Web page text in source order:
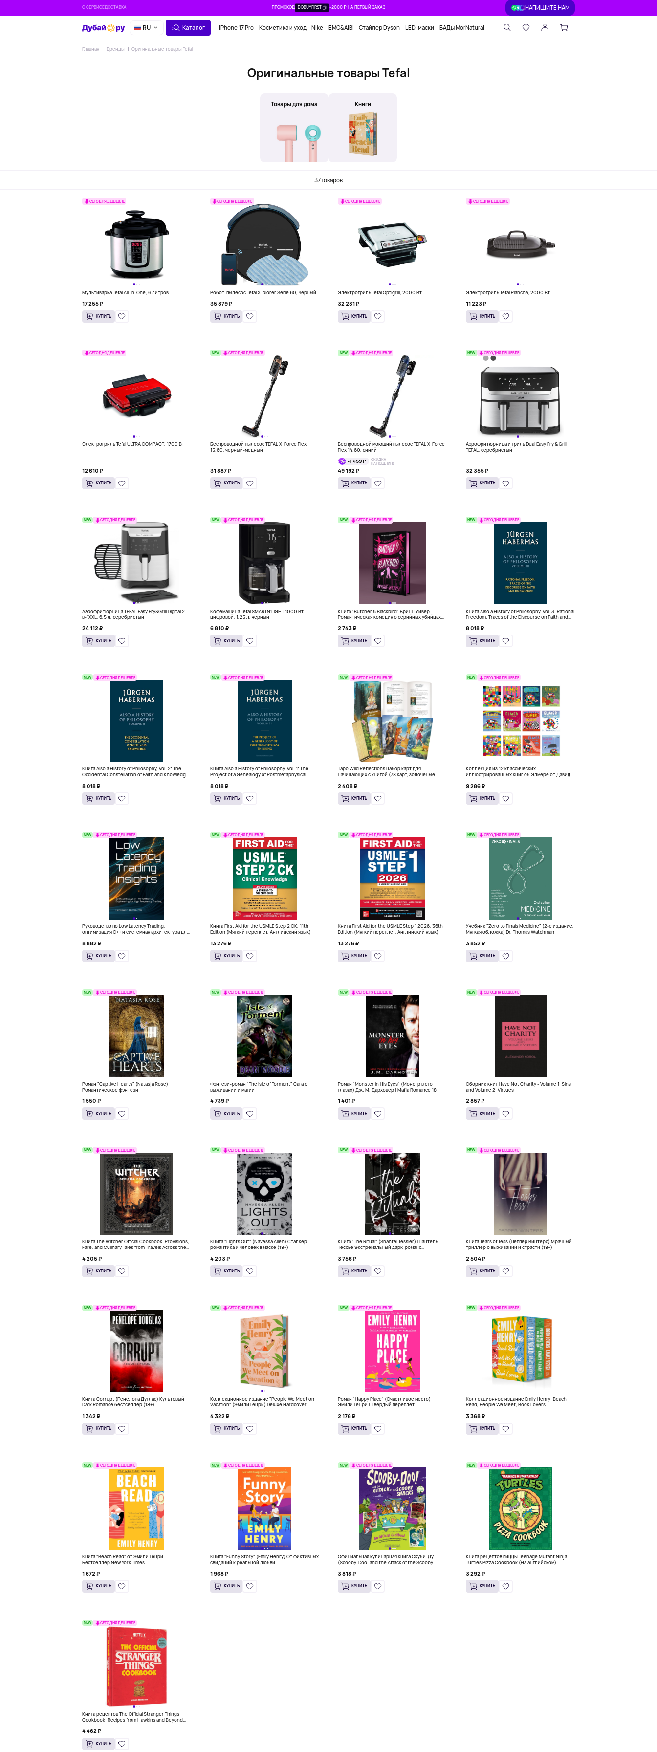
О СЕРВИСЕДОСТАВКА ПРОМОКОД DOBUYFIRST -2000 ₽ НА ПЕРВЫЙ ЗАКАЗ НАПИШИТЕ НАМ
RU Каталог iPhone 17 Pro Косметика и уход Nike EMO&AIBI Стайлер Dyson LED-маски БАДы MorNatural
Главная Бренды Оригинальные товары Tefal
Оригинальные товары Tefal
Товары для дома Книги
37товаров
СЕГОДНЯ ДЕШЕВЛЕ
Мультиварка Tefal All-in-One, 6 литров
17 255 ₽
КУПИТЬ
СЕГОДНЯ ДЕШЕВЛЕ
Робот-пылесос Tefal X-plorer Serie 60, черный
35 879 ₽
КУПИТЬ
СЕГОДНЯ ДЕШЕВЛЕ
Электрогриль Tefal Optigrill, 2000 Вт
32 231 ₽
КУПИТЬ
СЕГОДНЯ ДЕШЕВЛЕ
Электрогриль Tefal Plancha, 2000 Вт
11 223 ₽
КУПИТЬ
СЕГОДНЯ ДЕШЕВЛЕ
Электрогриль Tefal ULTRA COMPACT, 1700 Вт
12 610 ₽
КУПИТЬ
NEW СЕГОДНЯ ДЕШЕВЛЕ
Беспроводной пылесос TEFAL X-Force Flex
15.60, черный-медный
31 887 ₽
КУПИТЬ
NEW СЕГОДНЯ ДЕШЕВЛЕ
Беспроводной моющий пылесос TEFAL X-Force
Flex 14.60, синий
-1 459 ₽
СКИДКА
НА ПОШЛИНУ
49 192 ₽
КУПИТЬ
NEW СЕГОДНЯ ДЕШЕВЛЕ
Аэрофритюрница и гриль Dual Easy Fry & Grill
TEFAL, серебристый
32 355 ₽
КУПИТЬ
NEW СЕГОДНЯ ДЕШЕВЛЕ
Аэрофритюрница TEFAL Easy Fry&Grill Digital 2-
в-1XXL, 6,5 л, серебристый
24 112 ₽
КУПИТЬ
NEW СЕГОДНЯ ДЕШЕВЛЕ
Кофемашина Tefal SMARTN'LIGHT 1000 Вт,
цифровой, 1,25 л, черный
6 810 ₽
КУПИТЬ
NEW СЕГОДНЯ ДЕШЕВЛЕ
Книга "Butcher & Blackbird" Бринн Уивер
Романтическая комедия о серийных убийцах
2 743 ₽
КУПИТЬ
NEW СЕГОДНЯ ДЕШЕВЛЕ
Книга Also a History of Philosophy, Vol. 3: Rational
Freedom. Traces of the Discourse on Faith and
8 018 ₽
КУПИТЬ
NEW СЕГОДНЯ ДЕШЕВЛЕ
Книга Also a History of Philosophy, Vol. 2: The
Occidental Constellation of Faith and Knowledge
8 018 ₽
КУПИТЬ
NEW СЕГОДНЯ ДЕШЕВЛЕ
Книга Also a History of Philosophy, Vol. 1: The
Project of a Genealogy of Postmetaphysical
8 018 ₽
КУПИТЬ
NEW СЕГОДНЯ ДЕШЕВЛЕ
Таро Wild Reflections набор карт для
начинающих с книгой (78 карт, золочёные
2 408 ₽
КУПИТЬ
NEW СЕГОДНЯ ДЕШЕВЛЕ
Коллекция из 12 классических
иллюстрированных книг об Элмере от Дэвида
9 286 ₽
КУПИТЬ
NEW СЕГОДНЯ ДЕШЕВЛЕ
Руководство по Low Latency Trading,
оптимизация C++ и системная архитектура для
8 882 ₽
КУПИТЬ
NEW СЕГОДНЯ ДЕШЕВЛЕ
Книга First Aid for the USMLE Step 2 CK, 11th
Edition (Мягкий переплет, Английский язык)
13 276 ₽
КУПИТЬ
NEW СЕГОДНЯ ДЕШЕВЛЕ
Книга First Aid for the USMLE Step 1 2026, 36th
Edition (Мягкий переплет, Английский язык)
13 276 ₽
КУПИТЬ
NEW СЕГОДНЯ ДЕШЕВЛЕ
Учебник "Zero to Finals Medicine" (2-е издание,
Мягкая обложка) Dr. Thomas Watchman
3 852 ₽
КУПИТЬ
NEW СЕГОДНЯ ДЕШЕВЛЕ
Роман "Captive Hearts" (Natasja Rose)
Романтическое фэнтези
1 550 ₽
КУПИТЬ
NEW СЕГОДНЯ ДЕШЕВЛЕ
Фэнтези-роман "The Isle of Torment" Сага о
выживании и магии
4 739 ₽
КУПИТЬ
NEW СЕГОДНЯ ДЕШЕВЛЕ
Роман "Monster in His Eyes" (Монстр в его
глазах) Дж. М. Дарховер | Mafia Romance 18+
1 401 ₽
КУПИТЬ
NEW СЕГОДНЯ ДЕШЕВЛЕ
Сборник книг Have Not Charity - Volume 1: Sins
and Volume 2: Virtues
2 857 ₽
КУПИТЬ
NEW СЕГОДНЯ ДЕШЕВЛЕ
Книга The Witcher Official Cookbook: Provisions,
Fare, and Culinary Tales from Travels Across the
4 205 ₽
КУПИТЬ
NEW СЕГОДНЯ ДЕШЕВЛЕ
Книга "Lights Out" (Navessa Allen) Сталкер-
романтика и человек в маске (18+)
4 203 ₽
КУПИТЬ
NEW СЕГОДНЯ ДЕШЕВЛЕ
Книга "The Ritual" (Shantel Tessier) Шантель
Тессье Экстремальный дарк-романс
3 756 ₽
КУПИТЬ
NEW СЕГОДНЯ ДЕШЕВЛЕ
Книга Tears of Tess (Пеппер Винтерс) Мрачный
триллер о выживании и страсти (18+)
2 504 ₽
КУПИТЬ
NEW СЕГОДНЯ ДЕШЕВЛЕ
Книга Corrupt (Пенелопа Дуглас) Культовый
Dark Romance бестселлер (18+)
1 342 ₽
КУПИТЬ
NEW СЕГОДНЯ ДЕШЕВЛЕ
Коллекционное издание "People We Meet on
Vacation" (Эмили Генри) Deluxe Hardcover
4 322 ₽
КУПИТЬ
NEW СЕГОДНЯ ДЕШЕВЛЕ
Роман "Happy Place" (Счастливое место)
Эмили Генри | Твердый переплет
2 176 ₽
КУПИТЬ
NEW СЕГОДНЯ ДЕШЕВЛЕ
Коллекционное издание Emily Henry: Beach
Read, People We Meet, Book Lovers
3 368 ₽
КУПИТЬ
NEW СЕГОДНЯ ДЕШЕВЛЕ
Книга "Beach Read" от Эмили Генри
Бестселлер New York Times
1 672 ₽
КУПИТЬ
NEW СЕГОДНЯ ДЕШЕВЛЕ
Книга "Funny Story" (Emily Henry) От фиктивных
свиданий к реальной любви
1 968 ₽
КУПИТЬ
NEW СЕГОДНЯ ДЕШЕВЛЕ
Официальная кулинарная книга Скуби-Ду
(Scooby-Doo! and the Attack of the Scooby
3 818 ₽
КУПИТЬ
NEW СЕГОДНЯ ДЕШЕВЛЕ
Книга рецептов пиццы Teenage Mutant Ninja
Turtles Pizza Cookbook (На английском)
3 292 ₽
КУПИТЬ
NEW СЕГОДНЯ ДЕШЕВЛЕ
Книга рецептов The Official Stranger Things
Cookbook: Recipes from Hawkins and Beyond
4 462 ₽
КУПИТЬ